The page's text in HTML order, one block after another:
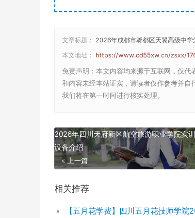
文章标题： 2026年成都市郫都区天翼高级中学
本文地址： https://www.cd55xw.cn/zsxx/
免责声明 ：本文内容均来源于互联网，仅
和内容未经本站证实，请读者仅作参考并
我们将在第一时间进行核实处理。
2026年四川天府新区航空旅游职业学院实
设备介绍
« 上一篇
相关推荐